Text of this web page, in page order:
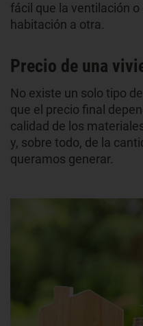
fácil que la ventilación
habitación a otra.
Precio de una
No existe un solo tipo
que el precio final
calidad de los
y, sobre todo, de la
queramos generar.